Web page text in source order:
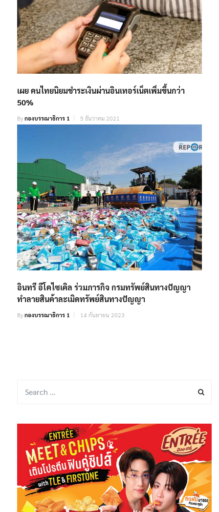
เผย คนไทยนิยมชำระเงินผ่านอินเทอร์เน็ตเพิ่มขึ้นกว่า
50%
Byกองบรรณาธิการ 1 5 ธันวาคม 2021
อินทรี อีโคไซเคิล ร่วมภารกิจ กรมทรัพย์สินทางปัญญา
ทำลายสินค้าละเมิดทรัพย์สินทางปัญญา
Byกองบรรณาธิการ 1 14 กันยายน 2023